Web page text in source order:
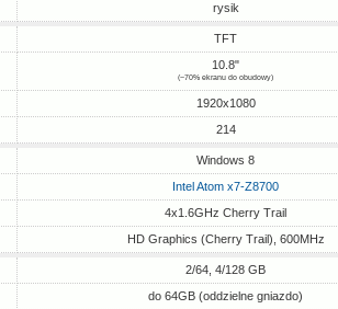
rysik
TFT
10.8"
(~70% ekranu do obudowy)
1920x1080
214
Windows 8
Intel Atom x7-Z8700
4x1.6GHz Cherry Trail
HD Graphics (Cherry Trail), 600MHz
2/64, 4/128 GB
do 64GB (oddzielne gniazdo)